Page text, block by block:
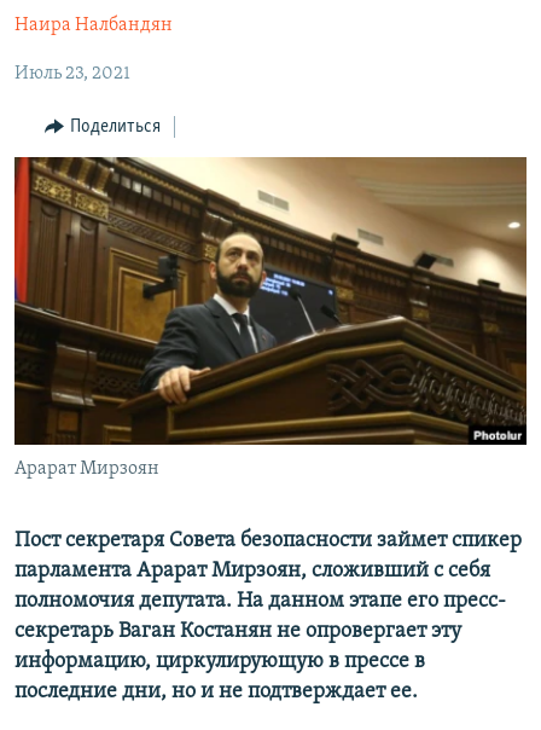
НАГОРНЫЙ КАРАБАХ
КУЛЬТУРА
СПОРТ
АРХИВ
Հայերեն
Русский
Все сайты Радио Азатутюн
Наира Налбандян
Июль 23, 2021
Поделиться
Арарат Мирзоян
Пост секретаря Совета безопасности займет спикер
парламента Арарат Мирзоян, сложивший с себя
полномочия депутата. На данном этапе его пресс-
секретарь Ваган Костанян не опровергает эту
информацию, циркулирующую в прессе в
последние дни, но и не подтверждает ее.